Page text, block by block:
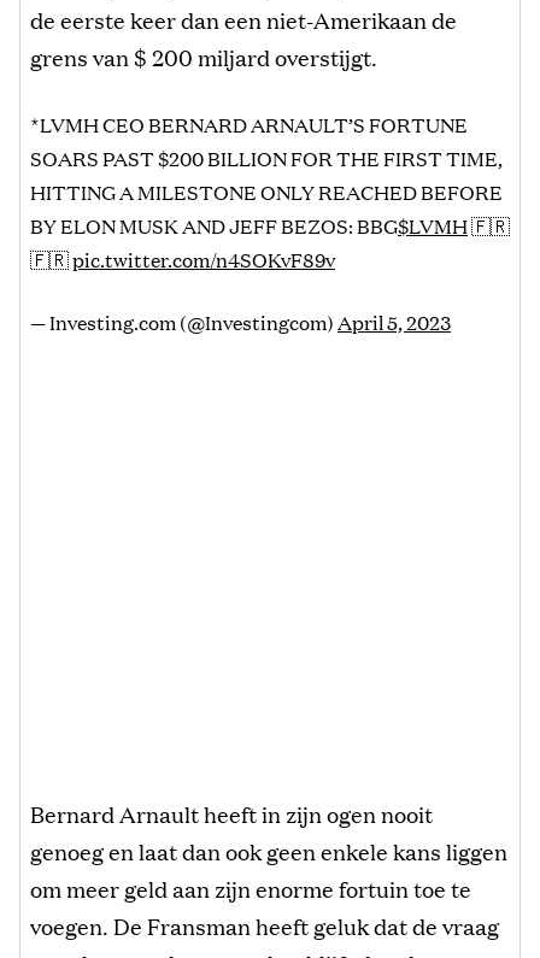
de eerste keer dan een niet-Amerikaan de
grens van $ 200 miljard overstijgt.
*LVMH CEO BERNARD ARNAULT’S FORTUNE
SOARS PAST $200 BILLION FOR THE FIRST TIME,
HITTING A MILESTONE ONLY REACHED BEFORE
BY ELON MUSK AND JEFF BEZOS: BBG$LVMH🇫🇷
🇫🇷pic.twitter.com/n4SOKvF89v
— Investing.com (@Investingcom) April 5, 2023
Bernard Arnault heeft in zijn ogen nooit
genoeg en laat dan ook geen enkele kans liggen
om meer geld aan zijn enorme fortuin toe te
voegen. De Fransman heeft geluk dat de vraag